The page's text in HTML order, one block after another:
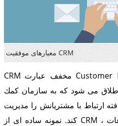
معیارهای موفقیت CRM
CRM مخفف عبارت Customer Relationship Management
می شود كه به سازمان كمك
ارتباط با مشتریانش را مدیریت
كند. نمونه ساده ای از CRM ، یك بانك اطلاعاتی حاوی اطلاعات